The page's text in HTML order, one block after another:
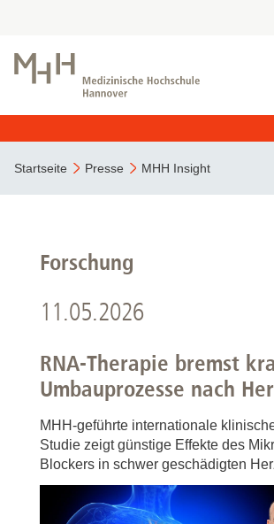
Startseite Presse MHH Insight
Forschung
11.05.2026
RNA-Therapie bremst
Umbauprozesse nach
MHH-geführte internationale
Studie zeigt günstige Effekte des
Blockers in schwer geschädigten